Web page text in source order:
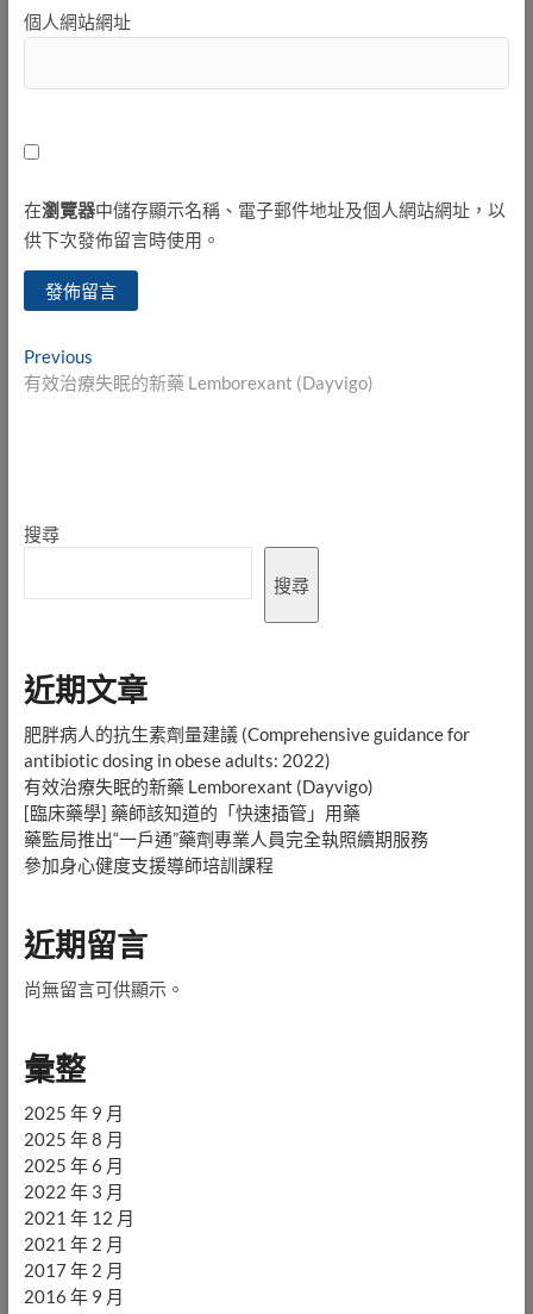
個人網站網址
在瀏覽器中儲存顯示名稱、電子郵件地址及個人網站網址，以
供下次發佈留言時使用。
文
章
PreviousPrevious
post:
有效治療失眠的新藥 Lemborexant (Dayvigo)
搜尋
搜尋
近期文章
肥胖病人的抗生素劑量建議 (Comprehensive guidance for
antibiotic dosing in obese adults: 2022)
有效治療失眠的新藥 Lemborexant (Dayvigo)
[臨床藥學] 藥師該知道的「快速插管」用藥
藥監局推出“一戶通”藥劑專業人員完全執照續期服務
參加身心健度支援導師培訓課程
近期留言
尚無留言可供顯示。
彙整
2025 年 9 月
2025 年 8 月
2025 年 6 月
2022 年 3 月
2021 年 12 月
2021 年 2 月
2017 年 2 月
2016 年 9 月